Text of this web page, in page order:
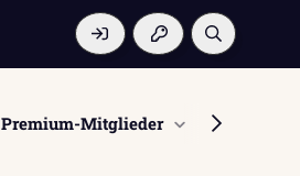
Premium-Mitglieder Mitglieder